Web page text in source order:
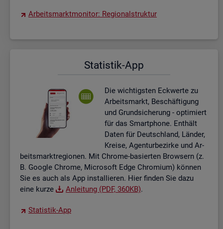
Ar­beits­markt­mo­ni­tor: Re­gio­nal­struk­tur
Sta­tis­tik-App
Die wich­tigs­ten Eck­wer­te zu
Ar­beits­markt, Be­schäf­ti­gung
und Grund­si­che­rung - op­ti­miert
für das Smart­pho­ne. Ent­hält
Daten für Deutsch­land, Län­der,
Krei­se, Agen­tur­be­zir­ke und Ar­
beits­markt­re­gio­nen. Mit Chro­me-ba­sier­ten Brow­sern (z.
B. Goog­le Chro­me, Mi­cro­soft Edge Chro­mi­um) kön­nen
Sie es auch als App in­stal­lie­ren. Hier fin­den Sie dazu
eine kurze
An­lei­tung (PDF, 360KB).
Sta­tis­tik-App